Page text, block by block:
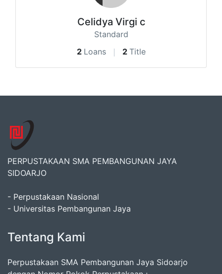
Celidya Virgi c
Standard
2 Loans 2 Title
PERPUSTAKAAN SMA PEMBANGUNAN JAYA
SIDOARJO
- Perpustakaan Nasional
- Universitas Pembangunan Jaya
Tentang Kami
Perpustakaan SMA Pembangunan Jaya Sidoarjo